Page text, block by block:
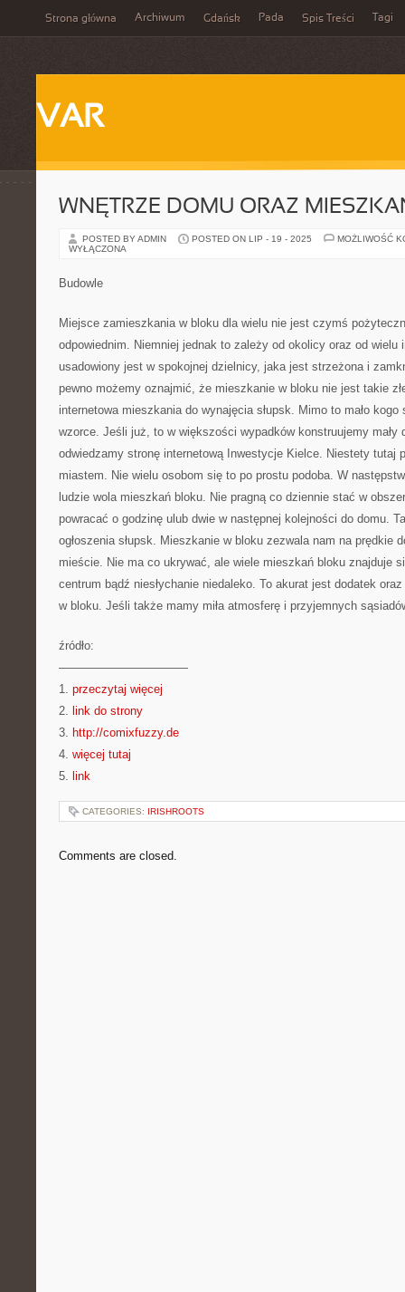
Strona główna Archiwum Gdańsk Pada Spis Treści Tagi
VAR
WNĘTRZE DOMU ORAZ
POSTED BY ADMIN POSTED ON LIP - 19 - 2025
MOŻLIWOŚĆ
WYŁĄCZONA
Budowle
Miejsce zamieszkania w bloku dla wielu nie jest czymś
odpowiednim. Niemniej jednak to zależy od okolicy oraz od wielu
usadowiony jest w spokojnej dzielnicy, jaka jest strzeżona i
pewno możemy oznajmić, że mieszkanie w bloku nie jest takie
internetowa mieszkania do wynajęcia słupsk. Mimo to mało
wzorce. Jeśli już, to w większości wypadków konstruujemy mały
odwiedzamy stronę internetową Inwestycje Kielce. Niestety tutaj
miastem. Nie wielu osobom się to po prostu podoba. W
ludzie wola mieszkań bloku. Nie pragną co dziennie stać w
powracać o godzinę ulub dwie w następnej kolejności do domu.
ogłoszenia słupsk. Mieszkanie w bloku zezwala nam na prędkie
mieście. Nie ma co ukrywać, ale wiele mieszkań bloku znajduje
centrum bądź niesłychanie niedaleko. To akurat jest dodatek
w bloku. Jeśli także mamy miła atmosferę i przyjemnych
źródło:
———————————
1. przeczytaj więcej
2. link do strony
3. http://comixfuzzy.de
4. więcej tutaj
5. link
CATEGORIES: IRISHROOTS
Comments are closed.